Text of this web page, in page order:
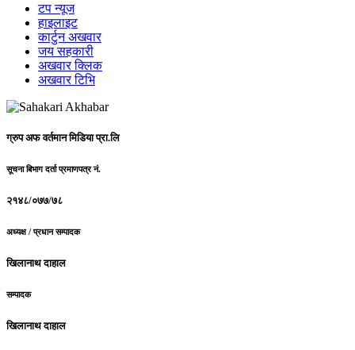
टप न्यूज
हाइलाइट
कार्टुन अखवार
जय सहकारी
अखवार क्लिक
अखवार टिभि
ग्रुप अफ वर्तमान मिडिया प्रा.लि
सूचना बिभाग दर्ता प्रमाणपत्र नं.
२१४८/०७७/७८
अध्यक्ष / प्रधान सम्पादक
खिलानाथ दाहाल
सम्पादक
खिलानाथ दाहाल